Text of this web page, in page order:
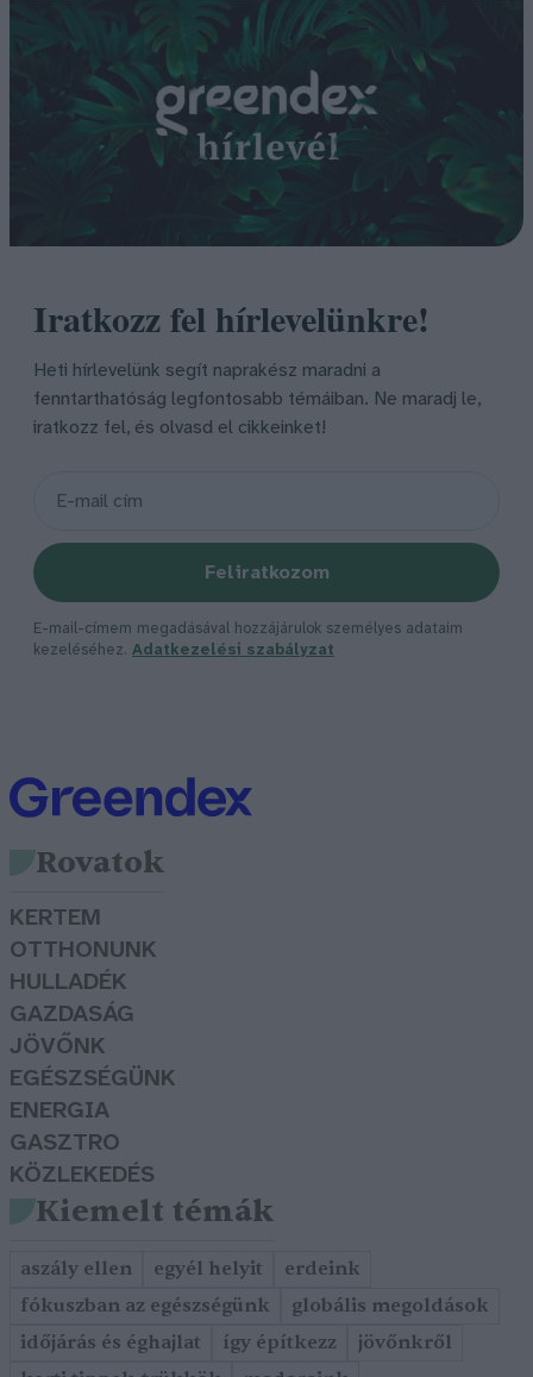
Iratkozz fel hírlevelünkre!
Heti hírlevelünk segít naprakész maradni a
fenntarthatóság legfontosabb témáiban. Ne maradj le,
iratkozz fel, és olvasd el cikkeinket!
Feliratkozom
E-mail-címem megadásával hozzájárulok személyes adataim
kezeléséhez. Adatkezelési szabályzat
Rovatok
KERTEM
OTTHONUNK
HULLADÉK
GAZDASÁG
JÖVŐNK
EGÉSZSÉGÜNK
ENERGIA
GASZTRO
KÖZLEKEDÉS
Kiemelt témák
aszály ellen egyél helyit
erdeink
fókuszban az egészségünk
globális megoldások
időjárás és éghajlat
így építkezz
jövőnkről